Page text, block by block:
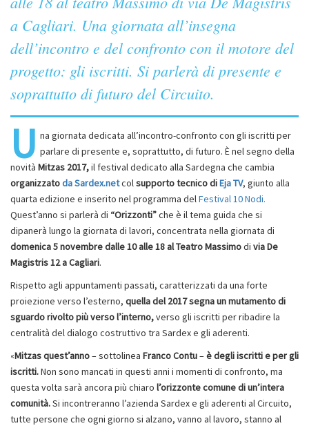
a Cagliari. Una giornata all’insegna
dell’incontro e del confronto con il motore del
progetto: gli iscritti. Si parlerà di presente e
soprattutto di futuro del Circuito.
U na giornata dedicata all’incontro-confronto con gli iscritti per
parlare di presente e, soprattutto, di futuro. È nel segno della
novità Mitzas 2017,il festival dedicato alla Sardegna che cambia
organizzatoda Sardex.netcolsupporto tecnico diEja TV, giunto alla
quarta edizione e inserito nel programma delFestival 10 Nodi.
Quest’anno si parlerà di “Orizzonti”che è il tema guida che si
dipanerà lungo la giornata di lavori, concentrata nella giornata di
domenica 5 novembre dalle 10 alle 18 al Teatro Massimodi via De
Magistris 12 a Cagliari.
Rispetto agli appuntamenti passati, caratterizzati da una forte
proiezione verso l’esterno, quella del 2017 segna un mutamento di
sguardo rivolto più verso l’interno,verso gli iscritti per ribadire la
centralità del dialogo costruttivo tra Sardex e gli aderenti.
«Mitzas quest’anno– sottolinea Franco Contu–è degli iscritti e per gli
iscritti.Non sono mancati in questi anni i momenti di confronto, ma
questa volta sarà ancora più chiaro l’orizzonte comune di un’intera
comunità.Si incontreranno l’azienda Sardex e gli aderenti al Circuito,
tutte persone che ogni giorno si alzano, vanno al lavoro, stanno al